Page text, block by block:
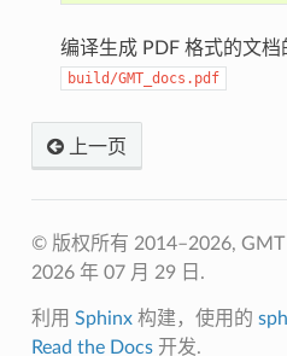
编译生成 PDF 格式的文档
build/GMT_docs.pdf
上一页
© 版权所有 2014–2026, GMT
2026 年 07 月 29 日.
利用 Sphinx构建，使用的
Read the Docs开发.